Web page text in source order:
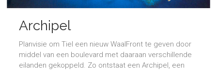
Archipel
Planvisie om Tiel een nieuw WaalFront te geven door
middel van een boulevard met daaraan verschillende
eilanden gekoppeld. Zo ontstaat een Archipel, een